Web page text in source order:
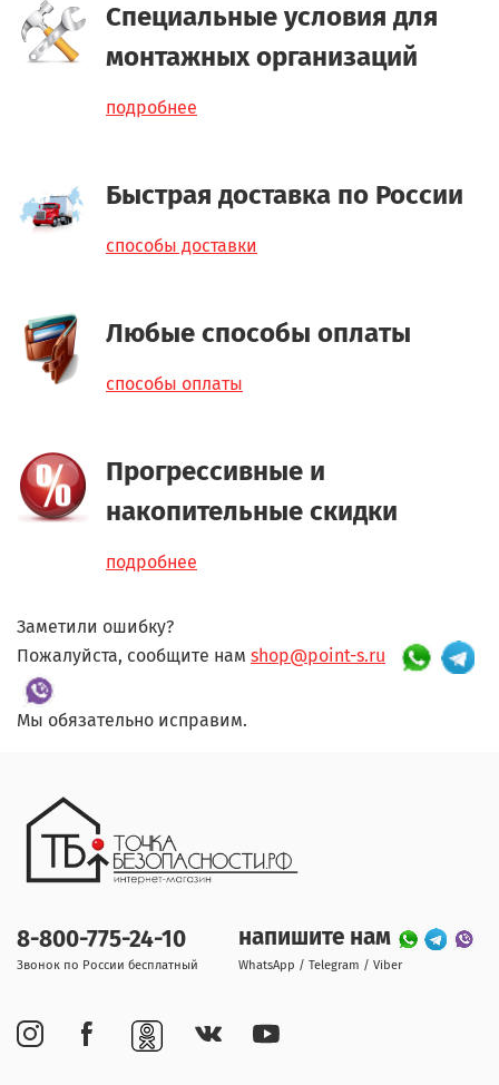
Специальные условия для
монтажных организаций
подробнее
Быстрая доставка по России
способы доставки
Любые способы оплаты
способы оплаты
Прогрессивные и
накопительные скидки
подробнее
Заметили ошибку?
Пожалуйста, сообщите нам shop@point-s.ru
Мы обязательно исправим.
8-800-775-24-10
Звонок по России бесплатный
напишите нам
WhatsApp / Telegram / Viber